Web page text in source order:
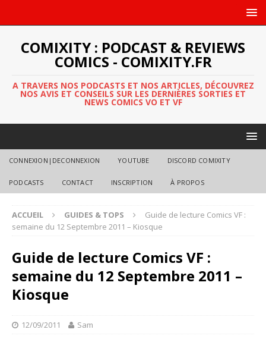
COMIXITY : PODCAST & REVIEWS
COMICS - COMIXITY.FR
A TRAVERS NOS PODCASTS ET NOS ARTICLES, DÉCOUVREZ
NOS AVIS ET CONSEILS SUR LES DERNIÈRES SORTIES ET
NEWS COMICS VO ET VF
CONNEXION|DECONNEXION YOUTUBE DISCORD COMIXITY
PODCASTS CONTACT INSCRIPTION À PROPOS
ACCUEIL GUIDES & TOPS
Guide de lecture Comics VF :
semaine du 12 Septembre 2011 – Kiosque
Guide de lecture Comics VF :
semaine du 12 Septembre 2011 –
Kiosque
12/09/2011 Sam